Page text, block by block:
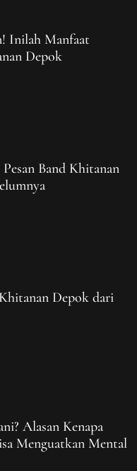
Inilah Manfaat
Depok
Band Khitanan
Depok dari
Alasan Kenapa
Menguatkan Mental